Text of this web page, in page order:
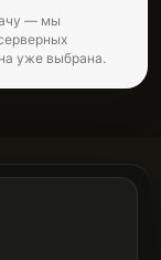
— мы
уже выбрана.